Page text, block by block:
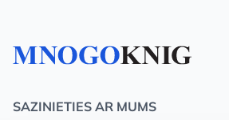
SAZINIETIES AR MUMS